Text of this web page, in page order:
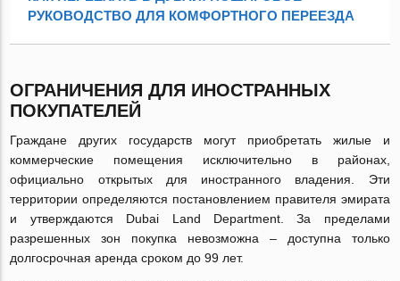
РУКОВОДСТВО ДЛЯ КОМФОРТНОГО ПЕРЕЕЗДА
ОГРАНИЧЕНИЯ ДЛЯ ИНОСТРАННЫХ
ПОКУПАТЕЛЕЙ
Граждане других государств могут приобретать жилые и
коммерческие помещения исключительно в районах,
официально открытых для иностранного владения. Эти
территории определяются постановлением правителя эмирата
и утверждаются Dubai Land Department. За пределами
разрешенных зон покупка невозможна – доступна только
долгосрочная аренда сроком до 99 лет.